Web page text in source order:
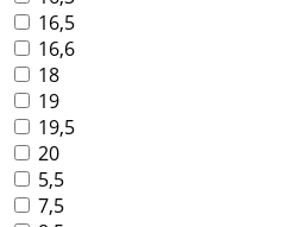
16,5
16,6
18
19
19,5
20
5,5
7,5